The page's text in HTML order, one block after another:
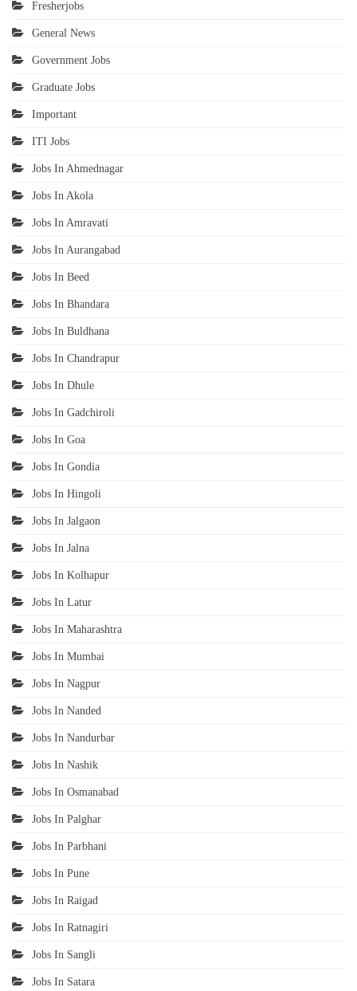
Fresherjobs
General News
Government Jobs
Graduate Jobs
Important
ITI Jobs
Jobs In Ahmednagar
Jobs In Akola
Jobs In Amravati
Jobs In Aurangabad
Jobs In Beed
Jobs In Bhandara
Jobs In Buldhana
Jobs In Chandrapur
Jobs In Dhule
Jobs In Gadchiroli
Jobs In Goa
Jobs In Gondia
Jobs In Hingoli
Jobs In Jalgaon
Jobs In Jalna
Jobs In Kolhapur
Jobs In Latur
Jobs In Maharashtra
Jobs In Mumbai
Jobs In Nagpur
Jobs In Nanded
Jobs In Nandurbar
Jobs In Nashik
Jobs In Osmanabad
Jobs In Palghar
Jobs In Parbhani
Jobs In Pune
Jobs In Raigad
Jobs In Ratnagiri
Jobs In Sangli
Jobs In Satara